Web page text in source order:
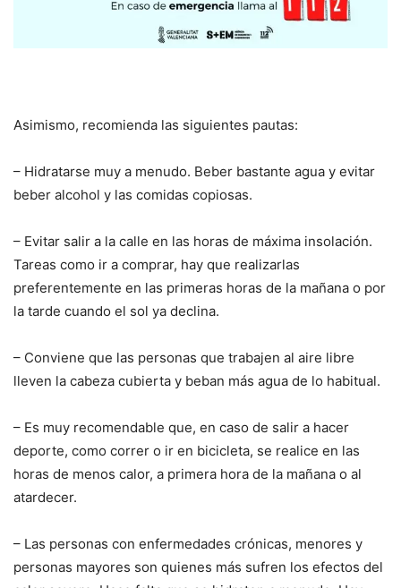
Asimismo, recomienda las siguientes pautas:
– Hidratarse muy a menudo. Beber bastante agua y evitar
beber alcohol y las comidas copiosas.
– Evitar salir a la calle en las horas de máxima insolación.
Tareas como ir a comprar, hay que realizarlas
preferentemente en las primeras horas de la mañana o por
la tarde cuando el sol ya declina.
– Conviene que las personas que trabajen al aire libre
lleven la cabeza cubierta y beban más agua de lo habitual.
– Es muy recomendable que, en caso de salir a hacer
deporte, como correr o ir en bicicleta, se realice en las
horas de menos calor, a primera hora de la mañana o al
atardecer.
– Las personas con enfermedades crónicas, menores y
personas mayores son quienes más sufren los efectos del